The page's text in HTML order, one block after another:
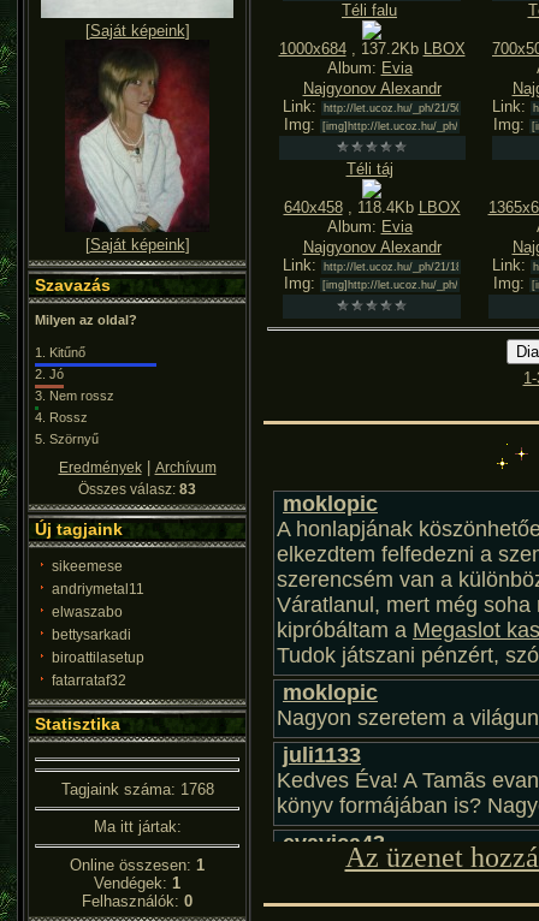
[Saját képeink]
[Saját képeink]
Szavazás
Milyen az oldal?
1. Kitűnő
2. Jó
3. Nem rossz
4. Rossz
5. Szörnyű
Eredmények| Archívum
Összes válasz: 83
Új tagjaink
sikeemese
andriymetal11
elwaszabo
bettysarkadi
biroattilasetup
fatarrataf32
Statisztika
Tagjaink száma: 1768
Ma itt jártak:
Online összesen: 1
Vendégek: 1
Felhasználók: 0
Téli falu
1000x684, 137.2Kb LBOX
Album: Evia
Najgyonov Alexandr
Link:
Img:
Link:
Img:
Téli táj
640x458, 118.4Kb LBOX
Album: Evia
Najgyonov Alexandr
Link:
Img:
Link:
Img:
Az üzenet